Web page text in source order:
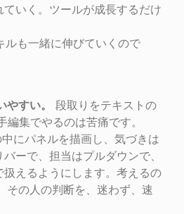
いく。ツールが成長するだけ
ルも一緒に伸びていくので
すい。
段取りをテキストの
集でやるのは苦痛です。
にパネルを描画し、気づきは
ーで、担当はプルダウンで、
えるようにします。考えるの
その人の判断を、迷わず、速